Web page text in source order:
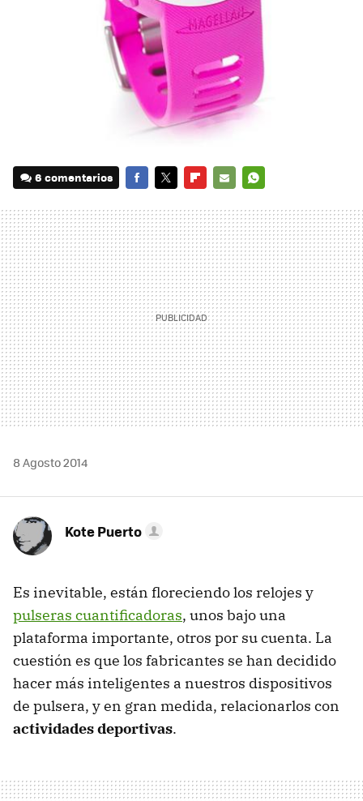
6 comentarios
MAIL
8 Agosto 2014
Kote Puerto
Es inevitable, están floreciendo los relojes y
pulseras cuantificadoras, unos bajo una
plataforma importante, otros por su cuenta. La
cuestión es que los fabricantes se han decidido
hacer más inteligentes a nuestros dispositivos
de pulsera, y en gran medida, relacionarlos con
actividades deportivas.